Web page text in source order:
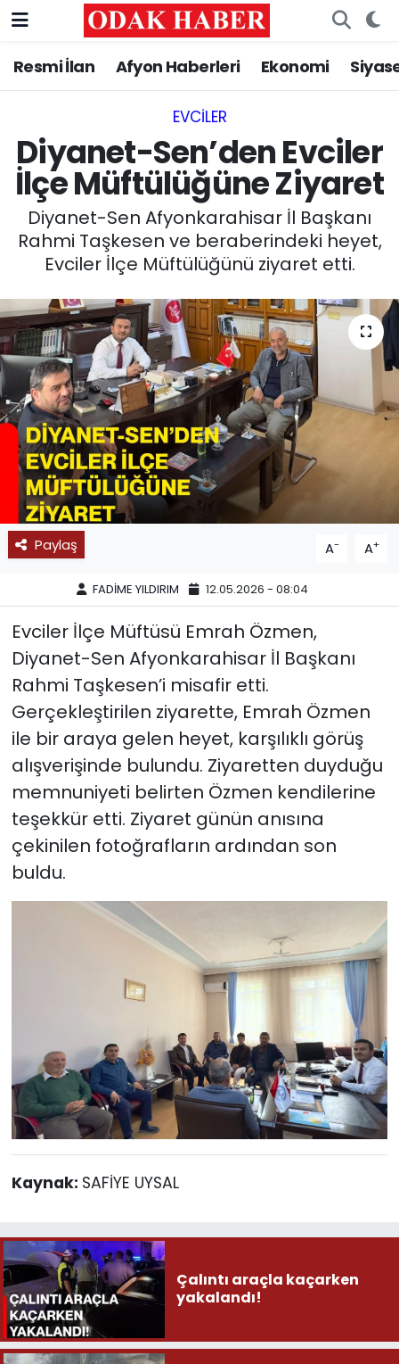
Resmi İlan Afyon Haberleri Ekonomi
EVCILER‎
Diyanet-Sen’den Evciler
İlçe Müftülüğüne Ziyaret
Diyanet-Sen Afyonkarahisar İl Başkanı
Rahmi Taşkesen ve beraberindeki heyet,
Evciler İlçe Müftülüğünü ziyaret etti.
Paylaş A- A+
FADİME YILDIRIM 12.05.2026 - 08:04
Evciler İlçe Müftüsü Emrah Özmen,
Diyanet-Sen Afyonkarahisar İl Başkanı
Rahmi Taşkesen’i misafir etti.
Gerçekleştirilen ziyarette, Emrah Özmen
ile bir araya gelen heyet, karşılıklı görüş
alışverişinde bulundu. Ziyaretten duyduğu
memnuniyeti belirten Özmen kendilerine
teşekkür etti. Ziyaret günün anısına
çekinilen fotoğrafların ardından son
buldu.
Kaynak: SAFİYE UYSAL
Çalıntı araçla kaçarken
yakalandı!
AFYONKARAHİSAR HABERLERİ
ASAYİŞ
SİYASET
EĞİTİM
MAGAZİN
SAĞLIK
SPOR
11:11 MANŞET
Nöbetçi Eczaneler
Trafik Durumu
Süper Lig Puan Durumu ve Fikstür
Tüm Manşetler
Son Dakika Haberleri
Haber Arşivi